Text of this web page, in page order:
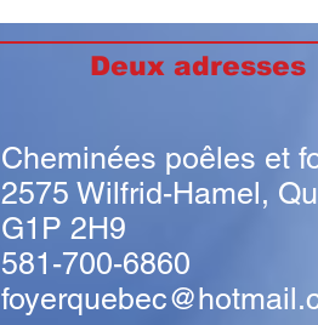
Deux
Cheminées poêles et
2575 Wilfrid-Hamel,
G1P 2H9
581-700-6860